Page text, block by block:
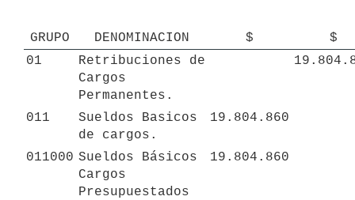
GRUPO DENOMINACION $
$
01
Retribuciones de
Cargos
Permanentes.
011
Sueldos Basicos
de cargos.
19.804.860
011000 Sueldos Básicos
Cargos
Presupuestados
19.804.860